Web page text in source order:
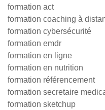
formation act
formation coaching à
formation cybersécurité
formation emdr
formation en ligne
formation en nutrition
formation référencement
formation secretaire
formation sketchup